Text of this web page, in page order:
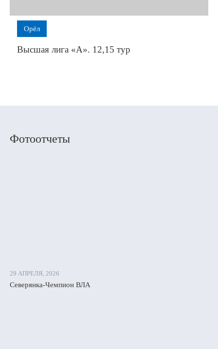
Орёл
Высшая лига «А». 12,15 тур
Фотоотчеты
29 АПРЕЛЯ, 2026
Северянка-Чемпион ВЛА